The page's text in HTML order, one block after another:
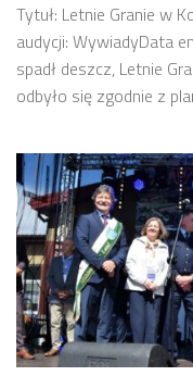
Tytuł: Letnie Granie w
audycji: WywiadyData
spadł deszcz, Letnie
odbyło się zgodnie z